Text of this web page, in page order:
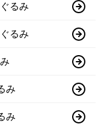
るみ
るみ
み
み